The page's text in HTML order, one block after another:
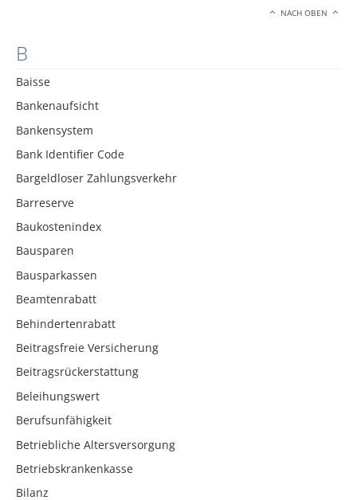
NACH OBEN
B
Baisse
Bankenaufsicht
Bankensystem
Bank Identifier Code
Bargeldloser Zahlungsverkehr
Barreserve
Baukostenindex
Bausparen
Bausparkassen
Beamtenrabatt
Behindertenrabatt
Beitragsfreie Versicherung
Beitragsrückerstattung
Beleihungswert
Berufsunfähigkeit
Betriebliche Altersversorgung
Betriebskrankenkasse
Bilanz